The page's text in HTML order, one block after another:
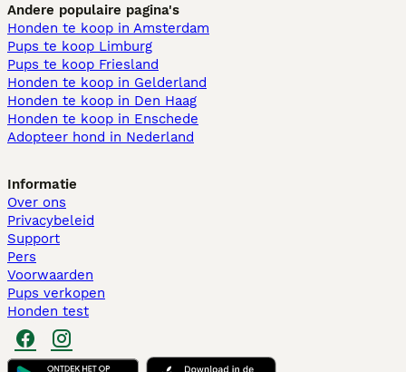
Andere populaire pagina's
Honden te koop in Amsterdam
Pups te koop Limburg​
Pups te koop Friesland​
Honden te koop in Gelderland
Honden te koop in Den Haag
Honden te koop in Enschede
Adopteer hond in Nederland
Informatie
Over ons
Privacybeleid
Support
Pers
Voorwaarden
Pups verkopen
Honden test